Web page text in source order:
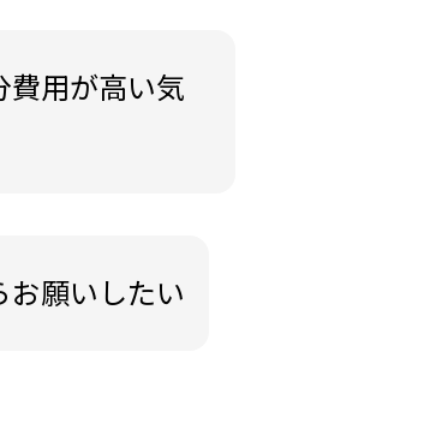
費用が高い気
お願いしたい